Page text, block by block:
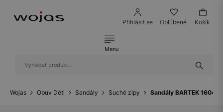
Přihlásit se Obľúbené Košík
Menu
Wojas Obuv Děti Sandály Suché zipy Sandály BARTEK